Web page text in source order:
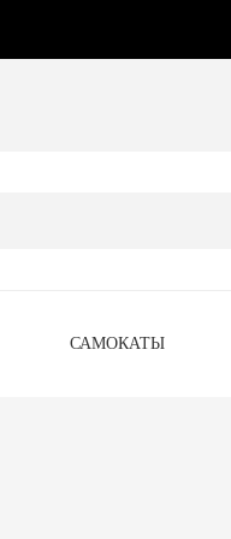
САМОКАТЫ